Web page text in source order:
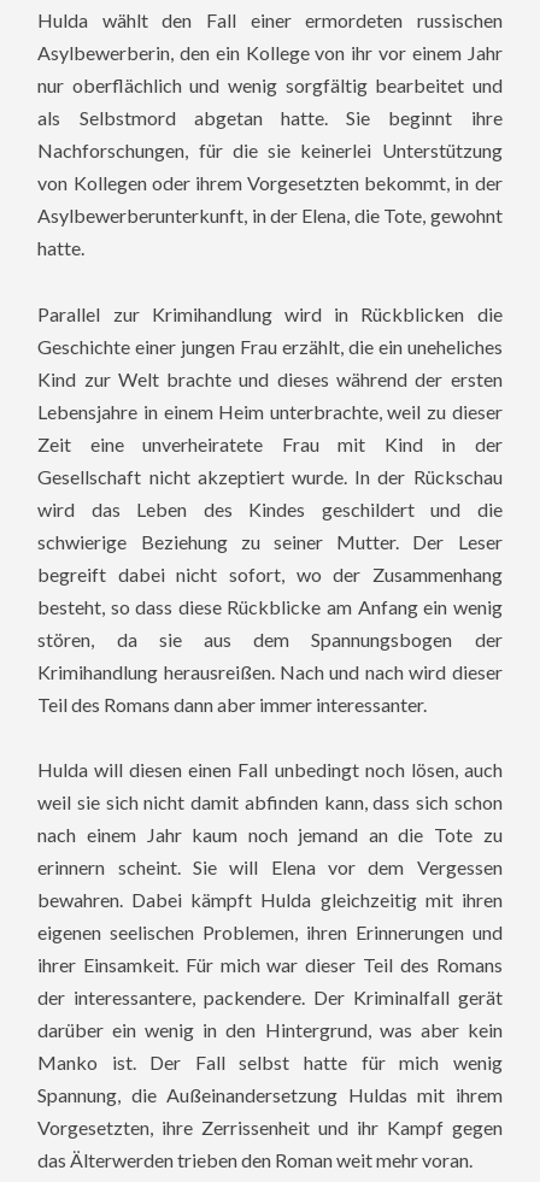
Hulda wählt den Fall einer ermordeten russischen
Asylbewerberin, den ein Kollege von ihr vor einem Jahr
nur oberflächlich und wenig sorgfältig bearbeitet und
als Selbstmord abgetan hatte. Sie beginnt ihre
Nachforschungen, für die sie keinerlei Unterstützung
von Kollegen oder ihrem Vorgesetzten bekommt, in der
Asylbewerberunterkunft, in der Elena, die Tote, gewohnt
hatte.
Parallel zur Krimihandlung wird in Rückblicken die
Geschichte einer jungen Frau erzählt, die ein uneheliches
Kind zur Welt brachte und dieses während der ersten
Lebensjahre in einem Heim unterbrachte, weil zu dieser
Zeit eine unverheiratete Frau mit Kind in der
Gesellschaft nicht akzeptiert wurde. In der Rückschau
wird das Leben des Kindes geschildert und die
schwierige Beziehung zu seiner Mutter. Der Leser
begreift dabei nicht sofort, wo der Zusammenhang
besteht, so dass diese Rückblicke am Anfang ein wenig
stören, da sie aus dem Spannungsbogen der
Krimihandlung herausreißen. Nach und nach wird dieser
Teil des Romans dann aber immer interessanter.
Hulda will diesen einen Fall unbedingt noch lösen, auch
weil sie sich nicht damit abfinden kann, dass sich schon
nach einem Jahr kaum noch jemand an die Tote zu
erinnern scheint. Sie will Elena vor dem Vergessen
bewahren. Dabei kämpft Hulda gleichzeitig mit ihren
eigenen seelischen Problemen, ihren Erinnerungen und
ihrer Einsamkeit. Für mich war dieser Teil des Romans
der interessantere, packendere. Der Kriminalfall gerät
darüber ein wenig in den Hintergrund, was aber kein
Manko ist. Der Fall selbst hatte für mich wenig
Spannung, die Außeinandersetzung Huldas mit ihrem
Vorgesetzten, ihre Zerrissenheit und ihr Kampf gegen
das Älterwerden trieben den Roman weit mehr voran.